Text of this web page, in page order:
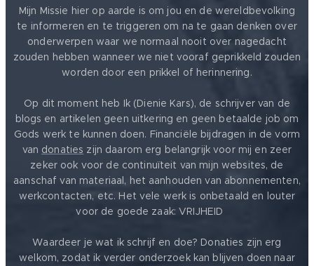
Mijn Missie hier op aarde is om jou en de wereldbevolking
te informeren en te triggeren om na te gaan denken over
onderwerpen waar we normaal nooit over nagedacht
zouden hebben wanneer we niet vooraf geprikkeld zouden
worden door een prikkel of herinnering.
Op dit moment heb Ik (Dienie Kars), de schrijver van de
blogs en artikelen geen uitkering en geen betaalde job om
Gods werk te kunnen doen. Financiële bijdragen in de vorm
van donaties zijn daarom erg belangrijk voor mij en zeer
zeker ook voor de continuïteit van mijn websites, de
aanschaf van materiaal, het aanhouden van abonnementen,
werkcontacten, etc. Het vele werk is onbetaald en louter
voor de goede zaak: VRIJHEID ❤️
Waardeer je wat ik schrijf en doe? Donaties zijn erg
welkom, zodat ik verder onderzoek kan blijven doen naar